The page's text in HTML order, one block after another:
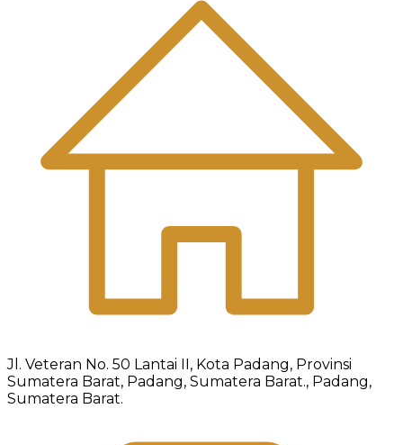
Jl. Veteran No. 50 Lantai II, Kota Padang, Provinsi
Sumatera Barat, Padang, Sumatera Barat., Padang,
Sumatera Barat.